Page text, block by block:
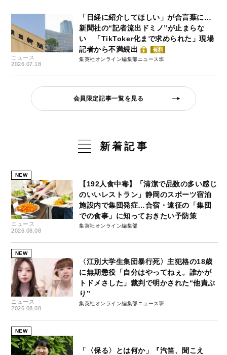
ニュース
2026.07.18
「日経に紹介してほしい」が合言葉に…
新聞社の“記者流出ドミノ”が止まらな
い 「TikToker化まで求められた」現場
記者から不満続出
有料
集英社オンライン編集部ニュース班
会員限定記事一覧を見る
新着記事
NEW
ニュース
2026.08.08
【192人食中毒】「清潔で品数の多い感じ
のいいレストラン」静岡のスポーツ宿泊
施設内で集団発症…合宿・遠征の「集団
での食事」に知っておきたい予防策
集英社オンライン編集部
NEW
ニュース
2026.08.08
〈江別大学生集団暴行死〉主犯格の18歳
に無期懲役「自分はやってねぇ。誰かが
トドメさした」裁判で明かされた“他責ぶ
り”
集英社オンライン編集部ニュース班
NEW
「〈保る〉とは何か」『汽笛、聞こえ